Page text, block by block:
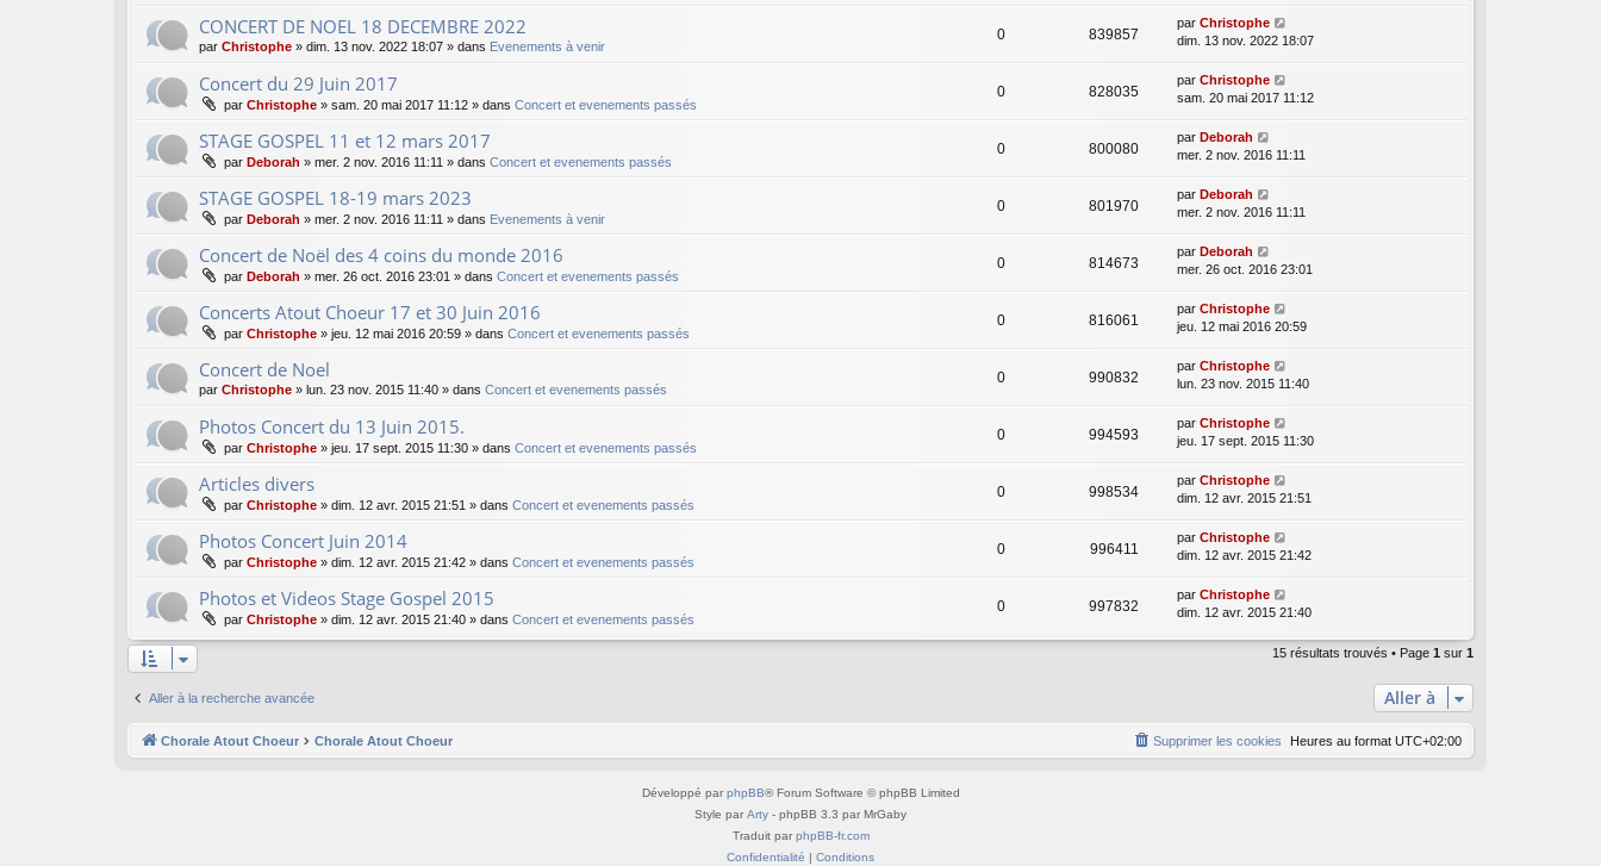
CONCERT DE NOEL 18 DECEMBRE 2022
par Christophe » dim. 13 nov. 2022 18:07 » dans Evenements à venir
0 839857
par Christophe
dim. 13 nov. 2022 18:07
Concert du 29 Juin 2017
par Christophe » sam. 20 mai 2017 11:12 » dans Concert et evenements passés
0 828035
par Christophe
sam. 20 mai 2017 11:12
STAGE GOSPEL 11 et 12 mars 2017
par Deborah » mer. 2 nov. 2016 11:11 » dans Concert et evenements passés
0 800080
par Deborah
mer. 2 nov. 2016 11:11
STAGE GOSPEL 18-19 mars 2023
par Deborah » mer. 2 nov. 2016 11:11 » dans Evenements à venir
0 801970
par Deborah
mer. 2 nov. 2016 11:11
Concert de Noël des 4 coins du monde 2016
par Deborah » mer. 26 oct. 2016 23:01 » dans Concert et evenements passés
0 814673
par Deborah
mer. 26 oct. 2016 23:01
Concerts Atout Choeur 17 et 30 Juin 2016
par Christophe » jeu. 12 mai 2016 20:59 » dans Concert et evenements passés
0 816061
par Christophe
jeu. 12 mai 2016 20:59
Concert de Noel
par Christophe » lun. 23 nov. 2015 11:40 » dans Concert et evenements passés
0 990832
par Christophe
lun. 23 nov. 2015 11:40
Photos Concert du 13 Juin 2015.
par Christophe » jeu. 17 sept. 2015 11:30 » dans Concert et evenements passés
0 994593
par Christophe
jeu. 17 sept. 2015 11:30
Articles divers
par Christophe » dim. 12 avr. 2015 21:51 » dans Concert et evenements passés
0 998534
par Christophe
dim. 12 avr. 2015 21:51
Photos Concert Juin 2014
par Christophe » dim. 12 avr. 2015 21:42 » dans Concert et evenements passés
0 996411
par Christophe
dim. 12 avr. 2015 21:42
Photos et Videos Stage Gospel 2015
par Christophe » dim. 12 avr. 2015 21:40 » dans Concert et evenements passés
0 997832
par Christophe
dim. 12 avr. 2015 21:40
15 résultats trouvés • Page 1 sur 1
Aller à la recherche avancée Aller à
Chorale Atout Choeur Chorale Atout Choeur Heures au format UTC+02:00
Supprimer les cookies
Développé par phpBB® Forum Software © phpBB Limited
Style par Arty - phpBB 3.3 par MrGaby
Traduit par phpBB-fr.com
Confidentialité
Conditions